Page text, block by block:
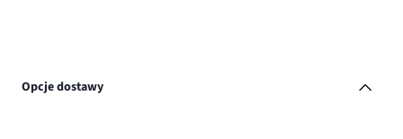
Opcje dostawy